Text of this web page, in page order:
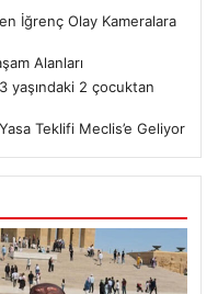
İğrenç Olay Kameralara
Alanları
yaşındaki 2 çocuktan
Teklifi Meclis’e Geliyor